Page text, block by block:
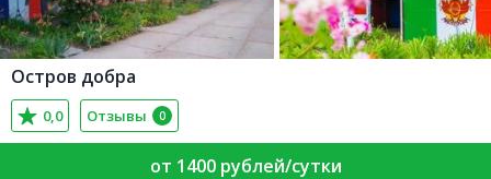
Остров добра
0,0 Отзывы 0
от 1400 рублей/сутки